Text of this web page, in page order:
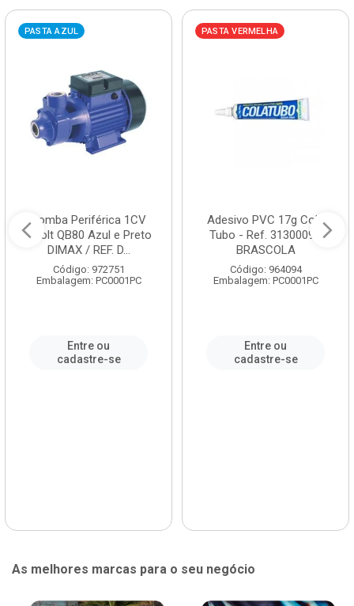
PASTA AZUL
Bomba Periférica 1CV
Bivolt QB80 Azul e Preto
DIMAX / REF. D...
Código: 972751
Embalagem: PC0001PC
Entre ou
cadastre-se
PASTA VERMELHA
Adesivo PVC 17g Cola
Tubo - Ref. 3130009 -
BRASCOLA
Código: 964094
Embalagem: PC0001PC
Entre ou
cadastre-se
As melhores marcas para o seu negócio